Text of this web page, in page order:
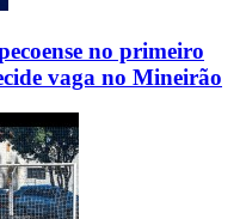
no primeiro
vaga no Mineirão